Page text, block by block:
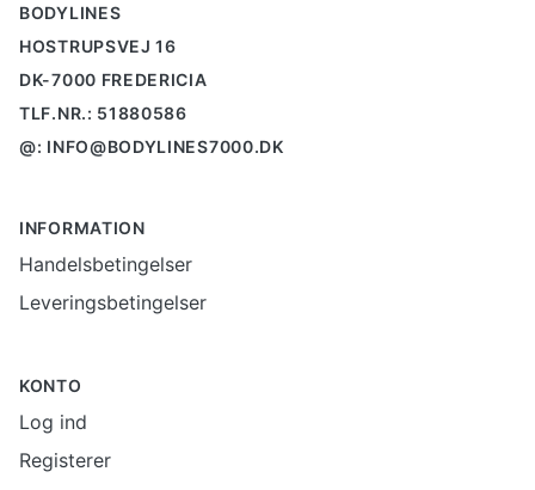
BODYLINES
HOSTRUPSVEJ 16
DK-7000 FREDERICIA
TLF.NR.: 51880586
@: INFO@BODYLINES7000.DK
INFORMATION
Handelsbetingelser
Leveringsbetingelser
KONTO
Log ind
Registerer